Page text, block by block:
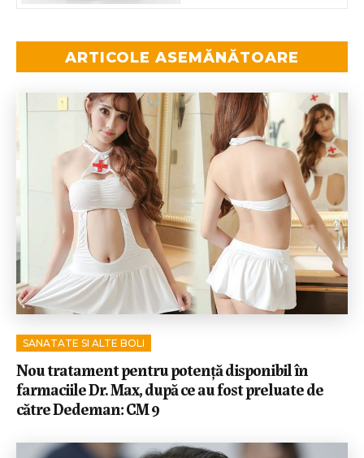
ARTICOLE ASEMĂNĂTOARE
SANATATE SI ALTE BOLI
Nou tratament pentru potență disponibil în
farmaciile Dr. Max, după ce au fost preluate de
către Dedeman: CM 9